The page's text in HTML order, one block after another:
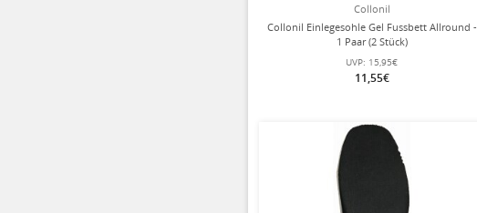
Collonil
Collonil Einlegesohle Gel Fussbett Allround -
1 Paar (2 Stück)
UVP: 15,95€
11,55€